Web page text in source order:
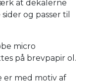
at dekalerne
og passer til
micro
på brevpapir ol.
er med motiv af